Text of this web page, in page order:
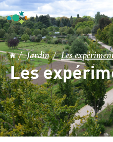
Jardin Les
Les